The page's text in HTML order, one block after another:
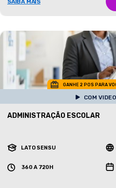
GANHE 2 POS PARA
COM
ADMINISTRAÇÃO ESCOLAR
LATO SENSU
360 A 720H